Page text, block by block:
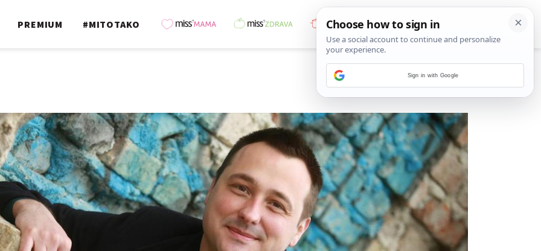
PREMIUM #MITOTAKO
Sign in with Google